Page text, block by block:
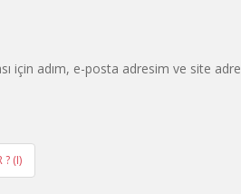
için adım, e-posta adresim ve site
? (I)